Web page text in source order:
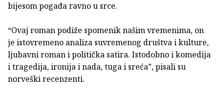
bijesom pogađa ravno u srce.
“Ovaj roman podiže spomenik našim vremenima, on
je istovremeno analiza suvremenog društva i kulture,
ljubavni roman i politička satira. Istodobno i komedija
i tragedija, ironija i nada, tuga i sreća”, pisali su
norveški recenzenti.